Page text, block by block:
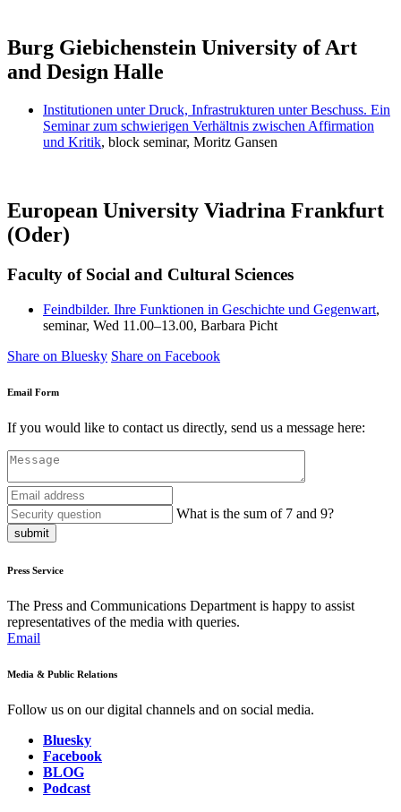
Burg Giebichenstein University of Art
and Design Halle
Institutionen unter Druck, Infrastrukturen unter Beschuss. Ein
Seminar zum schwierigen Verhältnis zwischen Affirmation
und Kritik, block seminar, Moritz Gansen
European University Viadrina Frankfurt
(Oder)
Faculty of Social and Cultural Sciences
Feindbilder. Ihre Funktionen in Geschichte und Gegenwart,
seminar, Wed 11.00–13.00, Barbara Picht
Share on Bluesky Share on Facebook
Email Form
If you would like to contact us directly, send us a message here:
What is the sum of 7 and 9?
submit
Press Service
The Press and Communications Department is happy to assist
representatives of the media with queries.
Email
Media & Public Relations
Follow us on our digital channels and on social media.
Bluesky
Facebook
BLOG
Podcast